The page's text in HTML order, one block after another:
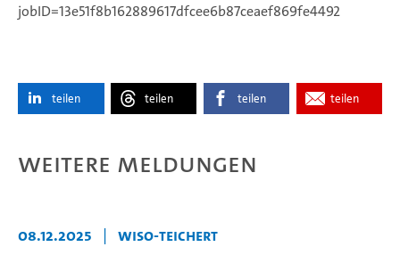
jobID=13e51f8b162889617dfcee6b87ceaef869fe4492
teilen teilen teilen teilen
Weitere Meldungen
08.12.2025 | WiSO-Teichert